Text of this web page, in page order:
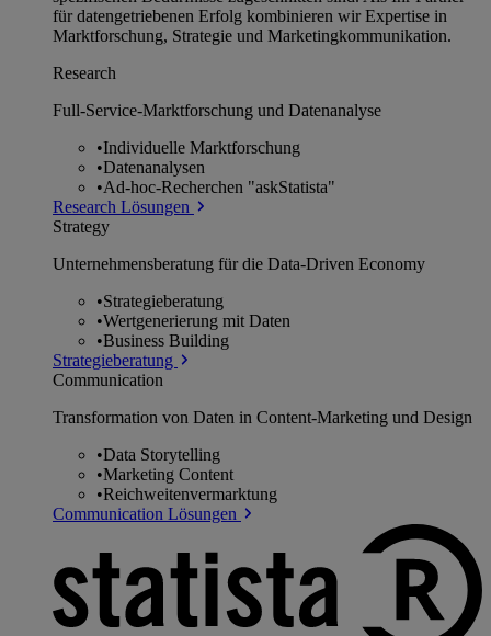
für datengetriebenen Erfolg kombinieren wir Expertise in
Marktforschung, Strategie und Marketingkommunikation.
Research
Full-Service-Marktforschung und Datenanalyse
•Individuelle Marktforschung
•Datenanalysen
•Ad-hoc-Recherchen "askStatista"
Research Lösungen
Strategy
Unternehmens­beratung für die Data-Driven Economy
•Strategieberatung
•Wertgenerierung mit Daten
•Business Building
Strategieberatung
Communication
Transformation von Daten in Content-Marketing und Design
•Data Storytelling
•Marketing Content
•Reichweitenvermarktung
Communication Lösungen